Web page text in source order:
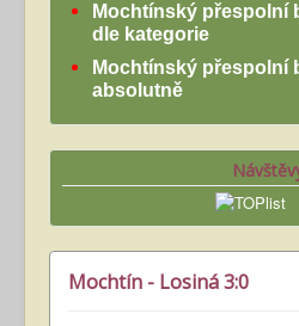
Mochtínský přespolní
dle kategorie
Mochtínský přespolní
absolutně
Mochtín - Losiná 3:0